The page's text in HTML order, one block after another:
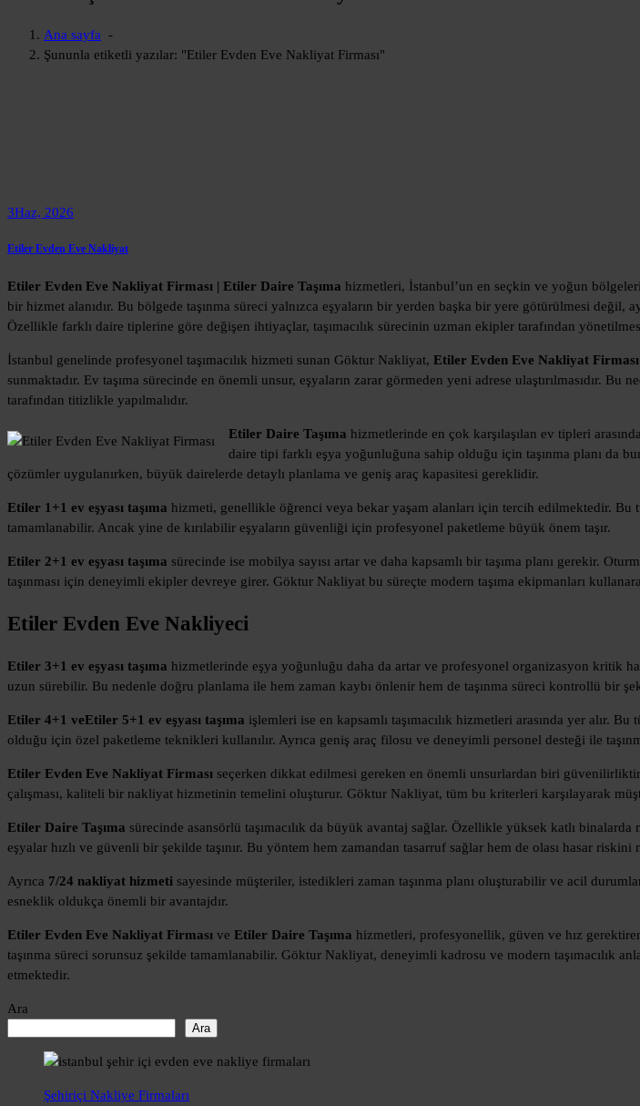
Ana sayfa -
Şununla etiketli yazılar: "Etiler Evden Eve Nakliyat Firması"
3Haz, 2026
Etiler Evden Eve Nakliyat
Etiler Evden Eve Nakliyat Firması | Etiler Daire Taşıma hizmetleri, İstanbul’un en seçkin ve yoğun
bir hizmet alanıdır. Bu bölgede taşınma süreci yalnızca eşyaların bir yerden başka bir yere götürülmesi
Özellikle farklı daire tiplerine göre değişen ihtiyaçlar, taşımacılık sürecinin uzman ekipler tarafından
İstanbul genelinde profesyonel taşımacılık hizmeti sunan Göktur Nakliyat, Etiler Evden Eve Nakliyat Firması
sunmaktadır. Ev taşıma sürecinde en önemli unsur, eşyaların zarar görmeden yeni adrese ulaştırılmasıdır.
tarafından titizlikle yapılmalıdır.
Etiler Daire Taşıma hizmetlerinde en çok karşılaşılan ev tipleri arasında
daire tipi farklı eşya yoğunluğuna sahip olduğu için taşınma planı da
çözümler uygulanırken, büyük dairelerde detaylı planlama ve geniş araç kapasitesi gereklidir.
Etiler 1+1 ev eşyası taşıma hizmeti, genellikle öğrenci veya bekar yaşam alanları için tercih edilmektedir. Bu
tamamlanabilir. Ancak yine de kırılabilir eşyaların güvenliği için profesyonel paketleme büyük önem taşır.
Etiler 2+1 ev eşyası taşıma sürecinde ise mobilya sayısı artar ve daha kapsamlı bir taşıma planı gerekir.
taşınması için deneyimli ekipler devreye girer. Göktur Nakliyat bu süreçte modern taşıma ekipmanları
Etiler Evden Eve Nakliyeci
Etiler 3+1 ev eşyası taşıma hizmetlerinde eşya yoğunluğu daha da artar ve profesyonel organizasyon kritik
uzun sürebilir. Bu nedenle doğru planlama ile hem zaman kaybı önlenir hem de taşınma süreci kontrollü bir
Etiler 4+1 veEtiler 5+1 ev eşyası taşıma işlemleri ise en kapsamlı taşımacılık hizmetleri arasında yer alır.
olduğu için özel paketleme teknikleri kullanılır. Ayrıca geniş araç filosu ve deneyimli personel desteği ile
Etiler Evden Eve Nakliyat Firması seçerken dikkat edilmesi gereken en önemli unsurlardan biri
çalışması, kaliteli bir nakliyat hizmetinin temelini oluşturur. Göktur Nakliyat, tüm bu kriterleri karşılayarak
Etiler Daire Taşıma sürecinde asansörlü taşımacılık da büyük avantaj sağlar. Özellikle yüksek katlı
eşyalar hızlı ve güvenli bir şekilde taşınır. Bu yöntem hem zamandan tasarruf sağlar hem de olası hasar
Ayrıca 7/24 nakliyat hizmeti sayesinde müşteriler, istedikleri zaman taşınma planı oluşturabilir ve acil
esneklik oldukça önemli bir avantajdır.
Etiler Evden Eve Nakliyat Firması ve Etiler Daire Taşıma hizmetleri, profesyonellik, güven ve hız
taşınma süreci sorunsuz şekilde tamamlanabilir. Göktur Nakliyat, deneyimli kadrosu ve modern taşımacılık
etmektedir.
Ara
Ara
Şehiriçi Nakliye Firmaları